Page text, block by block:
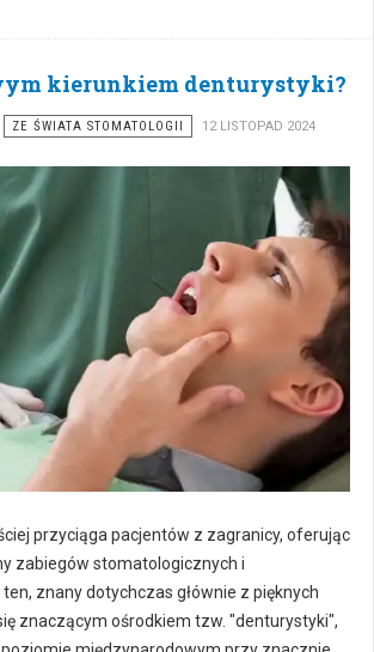
kierunkiem denturystyki?
ZE ŚWIATA STOMATOLOGII 12 LISTOPAD 2024
przyciąga pacjentów z zagranicy, oferując
zabiegów stomatologicznych i
znany dotychczas głównie z pięknych
znaczącym ośrodkiem tzw. "denturystyki",